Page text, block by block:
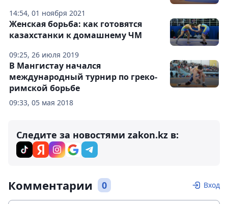
14:54, 01 ноября 2021
09:25, 26 июля 2019
Женская борьба: как готовятся
казахстанки к домашнему ЧМ
09:33, 05 мая 2018
В Мангистау начался
международный турнир по греко-
римской борьбе
Следите за новостями zakon.kz в:
Комментарии 0 Вход